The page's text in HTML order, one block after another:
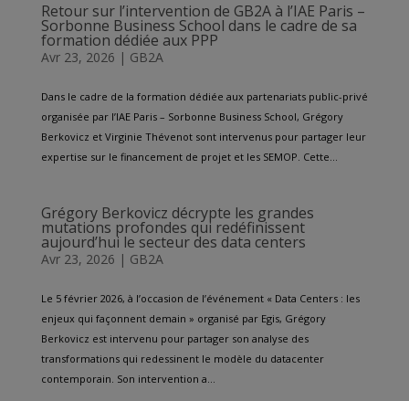
Retour sur l’intervention de GB2A à l’IAE Paris –
Sorbonne Business School dans le cadre de sa
formation dédiée aux PPP
Avr 23, 2026 | GB2A
Dans le cadre de la formation dédiée aux partenariats public-privé
organisée par l’IAE Paris – Sorbonne Business School, Grégory
Berkovicz et Virginie Thévenot sont intervenus pour partager leur
expertise sur le financement de projet et les SEMOP. Cette...
Grégory Berkovicz décrypte les grandes
mutations profondes qui redéfinissent
aujourd’hui le secteur des data centers
Avr 23, 2026 | GB2A
Le 5 février 2026, à l’occasion de l’événement « Data Centers : les
enjeux qui façonnent demain » organisé par Egis, Grégory
Berkovicz est intervenu pour partager son analyse des
transformations qui redessinent le modèle du datacenter
contemporain. Son intervention a...